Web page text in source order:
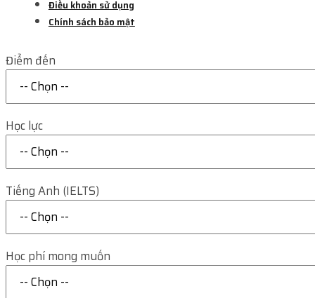
Điều khoản sử dụng
Chính sách bảo mật
Điểm đến
Học lực
Tiếng Anh (IELTS)
Học phí mong muốn